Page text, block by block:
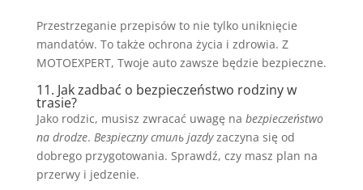
Przestrzeganie przepisów to nie tylko uniknięcie
mandatów. To także ochrona życia i zdrowia. Z
MOTOEXPERT, Twoje auto zawsze będzie bezpieczne.
11. Jak zadbać o bezpieczeństwo rodziny w
trasie?
Jako rodzic, musisz zwracać uwagę na bezpieczeństwo
na drodze. Bезpieczny стиль jazdyzaczyna się od
dobrego przygotowania. Sprawdź, czy masz plan na
przerwy i jedzenie.